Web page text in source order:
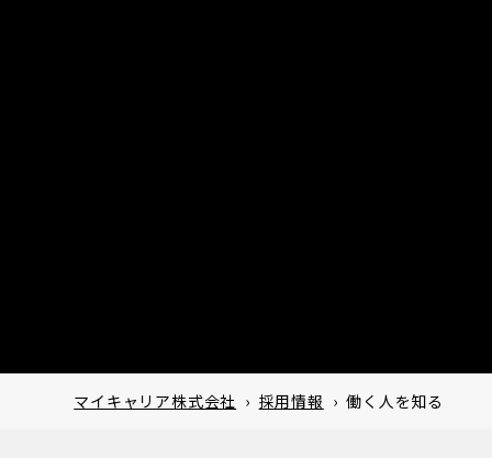
マイキャリア株式会社 › 採用情報 › 働く人を知る